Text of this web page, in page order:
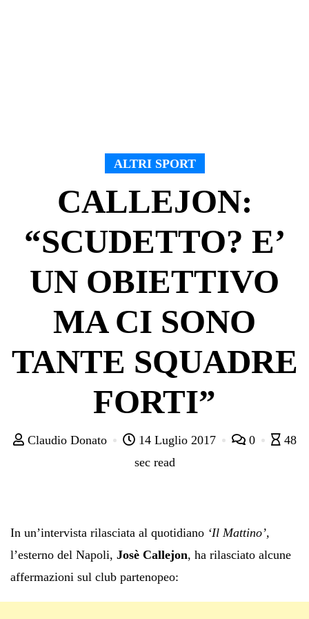
ALTRI SPORT
CALLEJON:
“SCUDETTO? E’
UN OBIETTIVO
MA CI SONO
TANTE SQUADRE
FORTI”
Claudio Donato 14 Luglio 2017 0
48
sec read
In un’intervista rilasciata al quotidiano ‘Il Mattino’,
l’esterno del Napoli, Josè Callejon, ha rilasciato alcune
affermazioni sul club partenopeo: